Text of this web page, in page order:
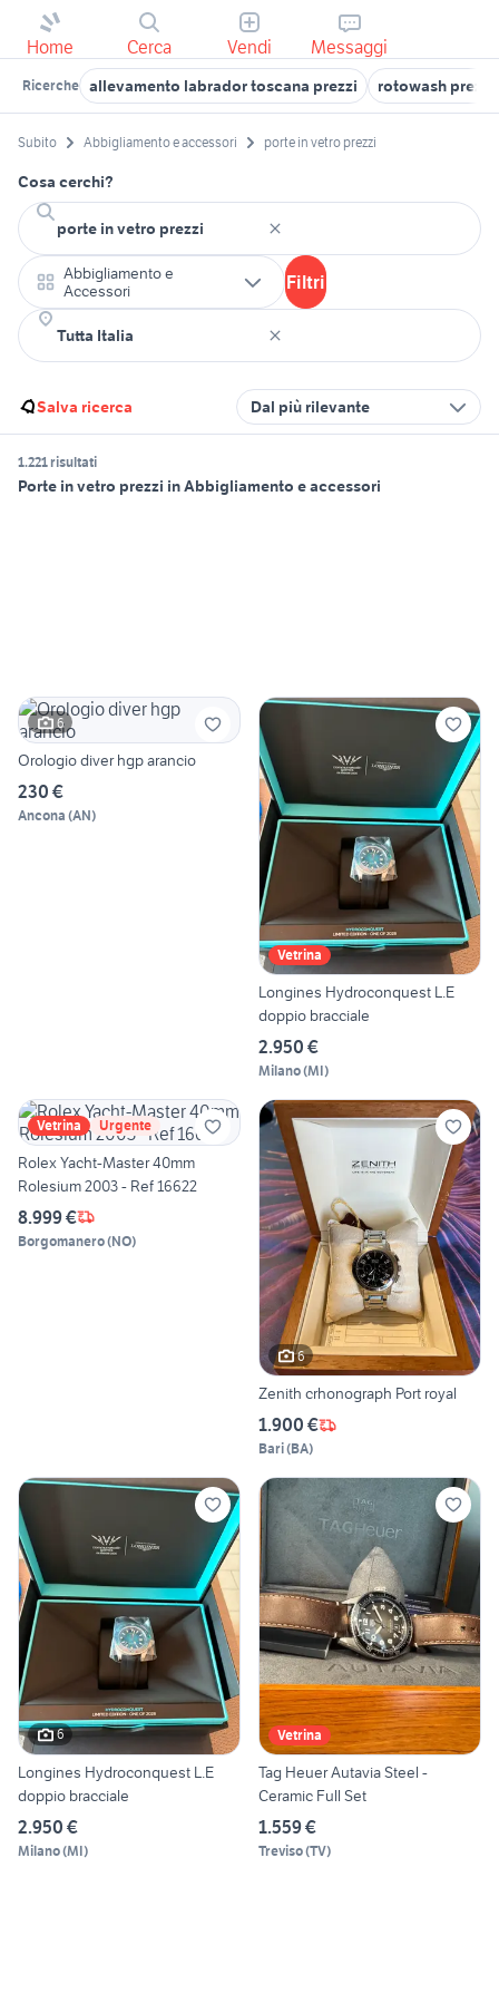
Home Cerca Vendi Messaggi
Ricerche allevamento labrador toscana prezzi rotowash prezzi
Subito Abbigliamento e accessori porte in vetro prezzi
Cosa cerchi?
Abbigliamento e
Accessori
Filtri
Salva ricerca Dal più rilevante
1.221 risultati
Porte in vetro prezzi in Abbigliamento e accessori
6
Orologio diver hgp arancio
230 €
Ancona (AN)
Vetrina
Longines Hydroconquest L.E
doppio bracciale
2.950 €
Milano(MI)
Vetrina Urgente
Rolex Yacht-Master 40mm
Rolesium 2003 - Ref 16622
8.999 €
Borgomanero(NO)
6
Zenith crhonograph Port royal
1.900 €
Bari(BA)
6
Longines Hydroconquest L.E
doppio bracciale
2.950 €
Milano(MI)
Vetrina
Tag Heuer Autavia Steel -
Ceramic Full Set
1.559 €
Treviso(TV)